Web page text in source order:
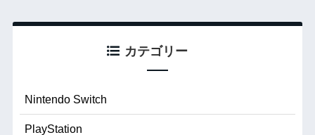
カテゴリー
Nintendo Switch
PlayStation